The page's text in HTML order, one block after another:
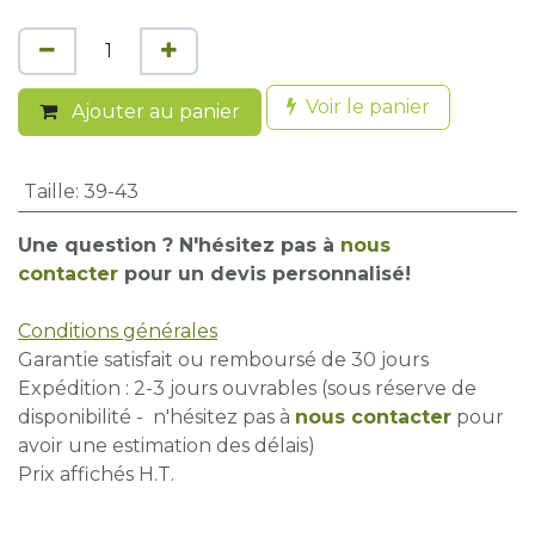
Ajouter au panier Voir le panier
Taille: 39-43
Une question ? N'hésitez pas à nous
contacter pour un devis personnalisé!
Conditions générales
Garantie satisfait ou remboursé de 30 jours
Expédition : 2-3 jours ouvrables (sous réserve de
disponibilité - n'hésitez pas à nous contacter pour
avoir une estimation des délais)
Prix affichés H.T.